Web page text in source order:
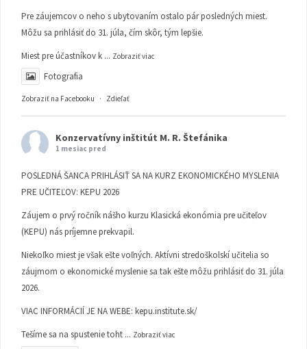
Pre záujemcov o neho s ubytovaním ostalo pár posledných miest.
Môžu sa prihlásiť do 31. júla, čím skôr, tým lepšie.
Miest pre účastníkov k ... Zobraziť viac
Fotografia
Zobraziť na Facebooku · Zdieľať
Konzervatívny inštitút M. R. Štefánika
1 mesiac pred
POSLEDNÁ ŠANCA PRIHLÁSIŤ SA NA KURZ EKONOMICKÉHO MYSLENIA
PRE UČITEĽOV: KEPU 2026
Záujem o prvý ročník nášho kurzu Klasická ekonómia pre učiteľov
(KEPU) nás príjemne prekvapil.
Niekoľko miest je však ešte voľných. Aktívni stredoškolskí učitelia so
záujmom o ekonomické myslenie sa tak ešte môžu prihlásiť do 31. júla
2026.
VIAC INFORMÁCIÍ JE NA WEBE: kepu.institute.sk/
Tešíme sa na spustenie toht ... Zobraziť viac